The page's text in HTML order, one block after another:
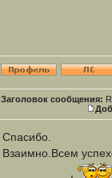
Заголовок сообщения:
Спасибо.
Взаимно.Всем